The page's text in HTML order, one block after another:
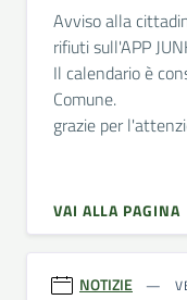
Avviso alla
rifiuti sull'APP
Il calendario è
Comune.
grazie per
VAI ALLA PAGINA
NOTIZIE